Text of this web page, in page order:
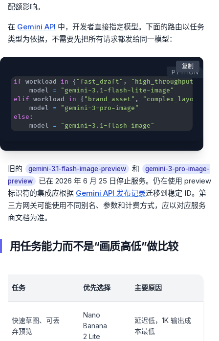
配额影响。
在 Gemini API 中，开发者直接指定模型。下面的路由以任务
类型为依据，不需要先把所有请求都发给同一模型：
PYTHON
if workload in { "fast_draft" , "high_throughput"
    model
=
"gemini-3.1-flash-lite-image"
elif workload in { "brand_asset" , "complex_layout"
    model
=
"gemini-3-pro-image"
else:
    model
= "gemini-3.1-flash-image"
复制
旧的 gemini-3.1-flash-image-preview 和
gemini-3-pro-image-
preview
已在 2026 年 6 月 25 日停止服务。仍在使用 preview
标识符的集成应根据 Gemini API 发布记录迁移到稳定 ID。第
三方网关可能使用不同别名、参数和计费方式，应以对应服务
商文档为准。
用任务能力而不是“画质高低”做比较
任务 优先选择 主要原因
快速草图、可丢
弃预览
Nano
Banana
2 Lite
延迟低，1K 输出成
本最低